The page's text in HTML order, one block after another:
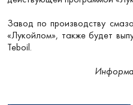
Завод по производству
«Лукойлом», также будет
Teboil.